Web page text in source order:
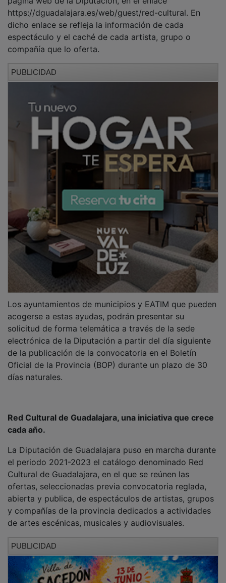
https://dguadalajara.es/web/guest/red-cultural. En
dicho enlace se refleja la información de cada
espectáculo y el caché de cada artista, grupo o
compañía que lo oferta.
Los ayuntamientos de municipios y EATIM que pueden
acogerse a estas ayudas, podrán presentar su
solicitud de forma telemática a través de la sede
electrónica de la Diputación a partir del día siguiente
de la publicación de la convocatoria en el Boletín
Oficial de la Provincia (BOP) durante un plazo de 30
Red Cultural de Guadalajara, una iniciativa que crece
cada año.
La Diputación de Guadalajara puso en marcha durante
el periodo 2021-2023 el catálogo denominado Red
Cultural de Guadalajara, en el que se reúnen las
ofertas, seleccionadas previa convocatoria reglada,
abierta y publica, de espectáculos de artistas, grupos
y compañías de la provincia dedicados a actividades
de artes escénicas, musicales y audiovisuales.
PUBLICIDAD
Este directorio se actualiza cada año, con la doble
finalidad de promocionar los espectáculos incluidos en